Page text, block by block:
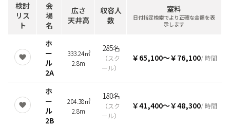
検討
リス
ト
会
場
名
広さ
天井高
収容人
数
室料
日付指定検索でより正確な金額を表
示します
ホ
ー
ル
2A
333.24㎡
2.8m
285名
（スク
ール）
￥65,100〜￥76,100/ 時間
ホ
ー
ル
2B
204.38㎡
2.8m
180名
（スク
ール）
￥41,400〜￥48,300/ 時間